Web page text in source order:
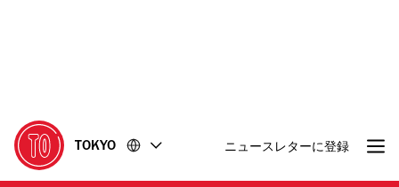
に
移
動
移
動
TOKYO ニュースレターに登録